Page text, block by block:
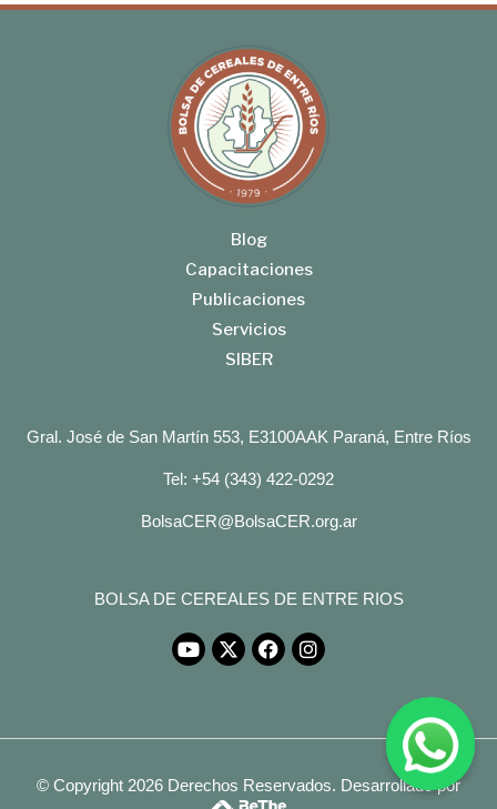
Blog
Capacitaciones
Publicaciones
Servicios
SIBER
Gral. José de San Martín 553, E3100AAK Paraná, Entre Ríos
Tel: +54 (343) 422-0292
BolsaCER@BolsaCER.org.ar
BOLSA DE CEREALES DE ENTRE RIOS
© Copyright 2026 Derechos Reservados. Desarrollado por